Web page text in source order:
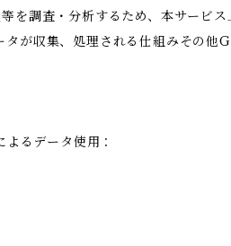
を調査・分析するため、本サービ
が収集、処理される仕組みその他
るデータ使用：